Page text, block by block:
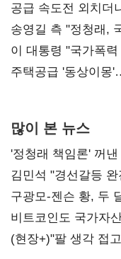
사과부터"
공급 속도전 외치더
리모델링' 제안
송영길 측 "정청래,
총선 지휘 못해"
이 대통령 "국가폭
진실 밝혀야"
주택공급 '동상이몽
많이 본 뉴스
'정청래 책임론' 꺼
때리기
김민석 "경선갈등
사과부터"
구광모-젠슨 황, 두
비트코인도 국가자
숙제
(현장+)"팔 생각 접